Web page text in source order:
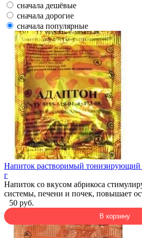
сначала дешёвые
сначала дорогие
сначала популярные
Напиток растворимый
г
Напиток со вкусом абрикоса
системы, печени и почек, повышает
50 руб.
В корзину